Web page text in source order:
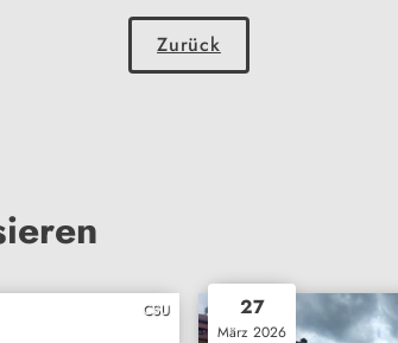
Zurück
CSU 27
März 2026